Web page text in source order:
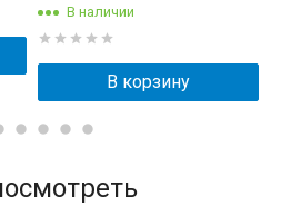
В наличии
В корзину